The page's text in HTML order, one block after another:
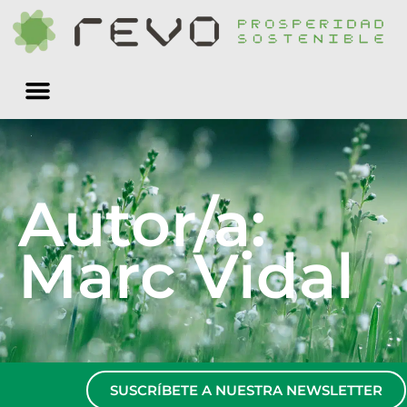
Autor/a:
Marc Vidal
SUSCRÍBETE A NUESTRA NEWSLETTER